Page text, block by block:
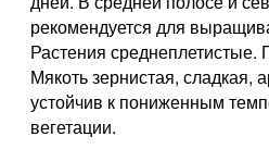
рекомендуется для
Растения среднеплетистые.
Мякоть зернистая, сладкая,
устойчив к пониженным
вегетации.